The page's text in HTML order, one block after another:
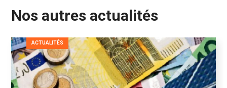
Nos autres actualités
ACTUALITÉS